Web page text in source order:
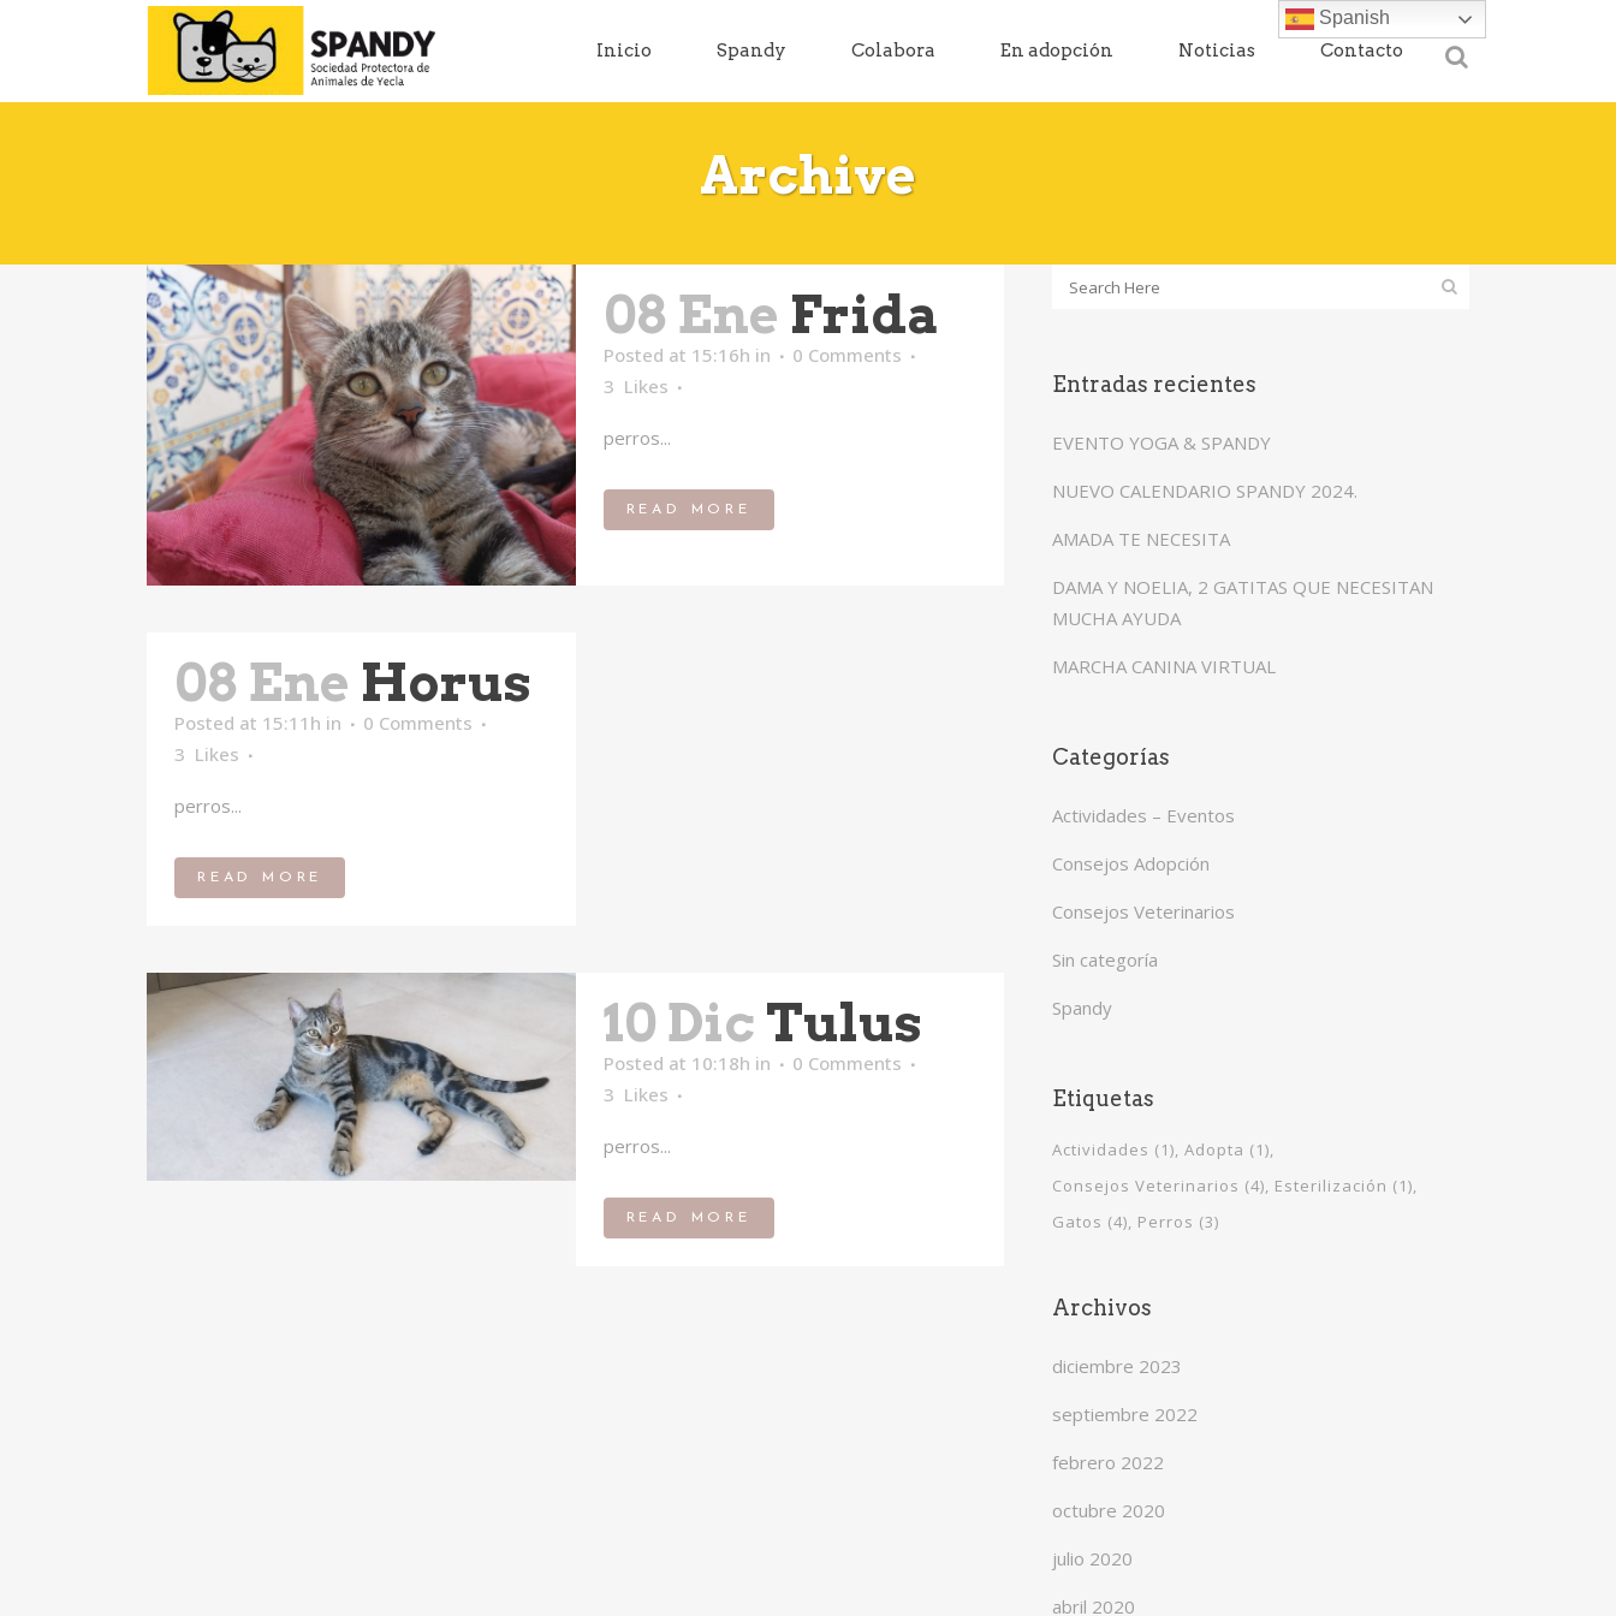
Inicio Spandy Colabora En adopción Noticias Contacto
Archive
08 Ene Frida
Posted at 15:16h in
0 Comments
3 Likes
perros...
READ MORE
08 Ene Horus
Posted at 15:11h in
0 Comments
3 Likes
perros...
READ MORE
10 Dic Tulus
Posted at 10:18h in
0 Comments
3 Likes
perros...
READ MORE
Entradas recientes
EVENTO YOGA & SPANDY
NUEVO CALENDARIO SPANDY 2024.
AMADA TE NECESITA
DAMA Y NOELIA, 2 GATITAS QUE NECESITAN
MUCHA AYUDA
MARCHA CANINA VIRTUAL
Categorías
Actividades – Eventos
Consejos Adopción
Consejos Veterinarios
Sin categoría
Spandy
Etiquetas
Actividades (1) Adopta (1)
Consejos Veterinarios (4) Esterilización (1)
Gatos (4) Perros (3)
Archivos
diciembre 2023
septiembre 2022
febrero 2022
octubre 2020
julio 2020
abril 2020
Spanish